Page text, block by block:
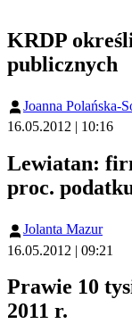
KRDP
publicznych
Joanna Polańska-
16.05.2012 | 10:16
Lewiatan:
proc.
Jolanta Mazur
16.05.2012 | 09:21
Prawie 10
2011 r.